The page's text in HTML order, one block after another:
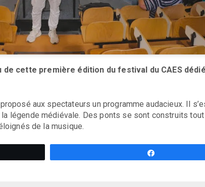
cette première édition du festival du CAES
aux spectateurs un programme audacieux. Il
légende médiévale. Des ponts se sont construits tout
de la musique.